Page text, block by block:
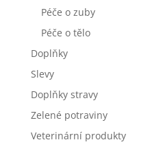
Péče o zuby
Péče o tělo
Doplňky
Slevy
Doplňky stravy
Zelené potraviny
Veterinární produkty